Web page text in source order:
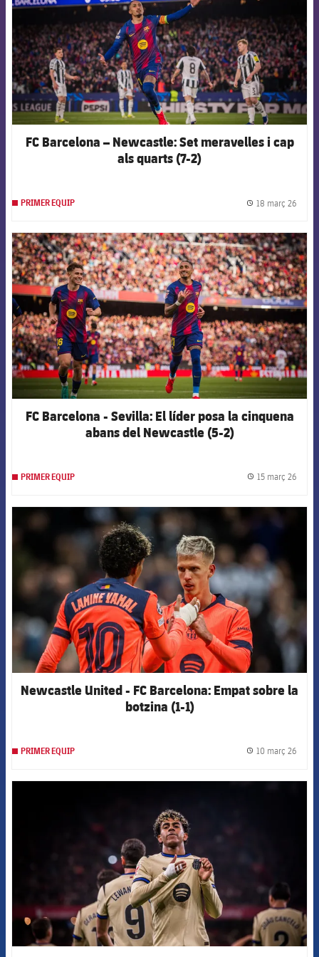
FC Barcelona – Newcastle: Set meravelles i cap
als quarts (7-2)
PRIMER EQUIP 18 març 26
FCB Barcelona badge
FC Barcelona - Sevilla: El líder posa la cinquena
abans del Newcastle (5-2)
PRIMER EQUIP 15 març 26
FCB Barcelona badge
Newcastle United - FC Barcelona: Empat sobre la
botzina (1-1)
PRIMER EQUIP 10 març 26